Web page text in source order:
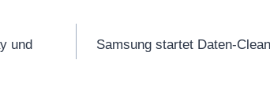
und
Samsung startet Daten-